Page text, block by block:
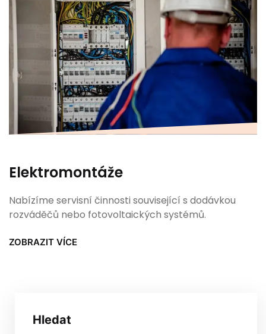
Elektromontáže
Nabízíme servisní činnosti související s dodávkou
rozváděčů nebo fotovoltaických systémů.
ZOBRAZIT VÍCE
Hledat